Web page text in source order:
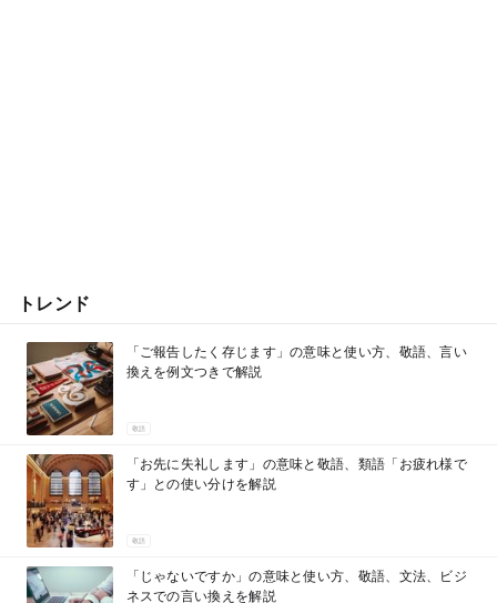
トレンド
「ご報告したく存じます」の意味と使い方、敬語、言い
換えを例文つきで解説
敬語
「お先に失礼します」の意味と敬語、類語「お疲れ様で
す」との使い分けを解説
敬語
「じゃないですか」の意味と使い方、敬語、文法、ビジ
ネスでの言い換えを解説